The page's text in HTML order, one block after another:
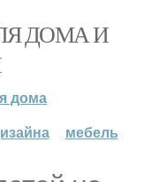
ДОМА И
дома
мебель